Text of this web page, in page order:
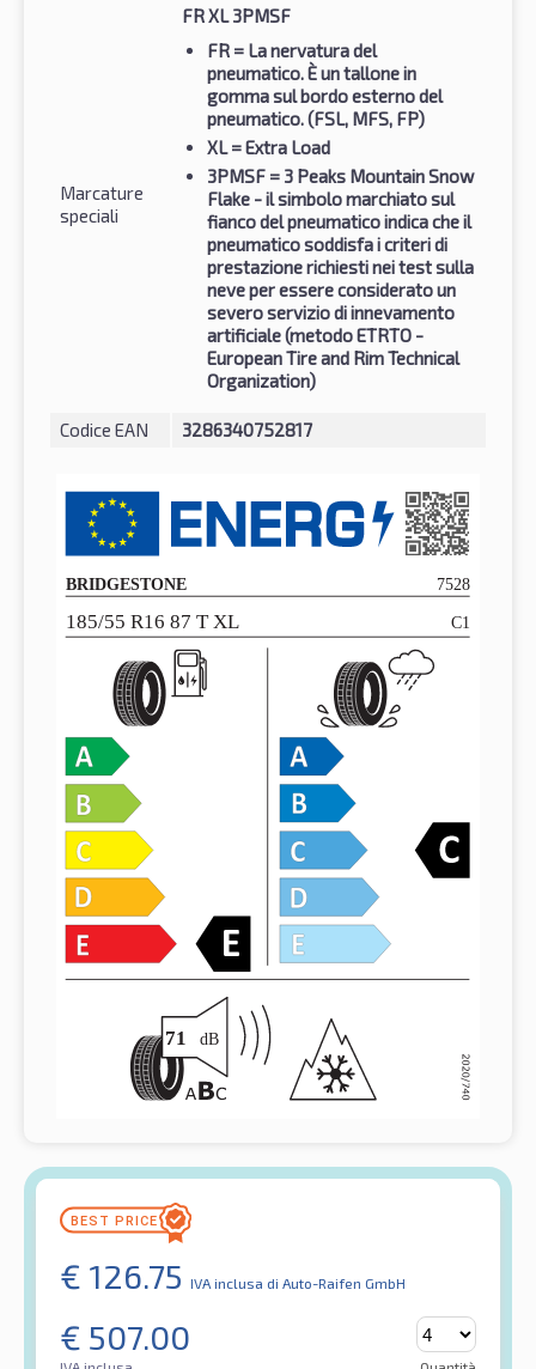
Marcature
speciali
FR XL 3PMSF
FR = La nervatura del
pneumatico. È un tallone in
gomma sul bordo esterno del
pneumatico. (FSL, MFS, FP)
XL = Extra Load
3PMSF = 3 Peaks Mountain Snow
Flake - il simbolo marchiato sul
fianco del pneumatico indica che il
pneumatico soddisfa i criteri di
prestazione richiesti nei test sulla
neve per essere considerato un
severo servizio di innevamento
artificiale (metodo ETRTO -
European Tire and Rim Technical
Organization)
Codice EAN 3286340752817
€ 126.75 IVA inclusa di Auto-Raifen GmbH
€ 507.00